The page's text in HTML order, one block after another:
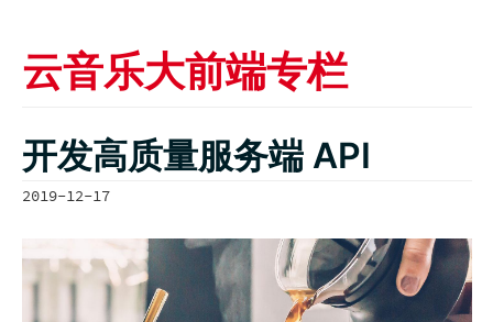
云音乐大前端专栏
开发高质量服务端 API
2019-12-17